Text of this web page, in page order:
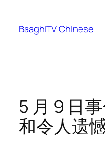
content
BaaghiTV Chinese
5 月 9 日
和令人遗